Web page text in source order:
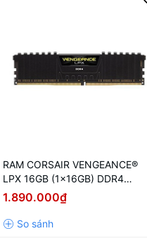
RAM CORSAIR VENGEANCE®
LPX 16GB (1x16GB) DDR4
3200Mhz
1.890.000₫